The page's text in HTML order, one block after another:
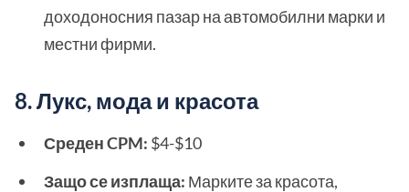
доходоносния пазар на автомобилни марки и
местни фирми.
8. Лукс, мода и красота
Среден CPM: $4-$10
Защо се изплаща: Марките за красота,